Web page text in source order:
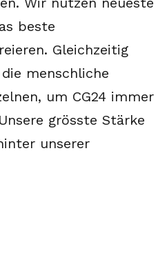
beste
Gleichzeitig
menschliche
um CG24 immer
grösste Stärke
unserer